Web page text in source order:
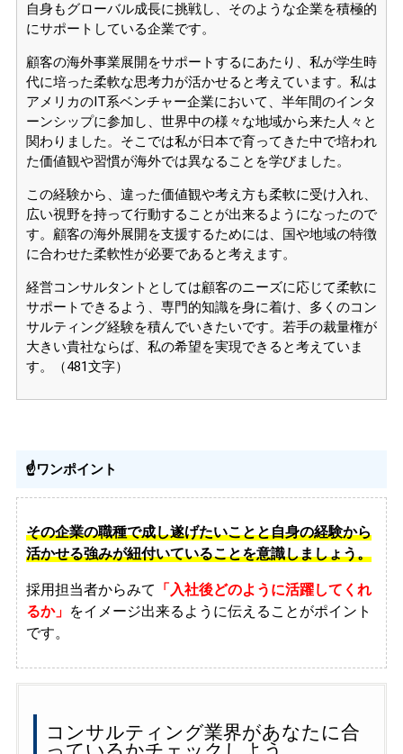
自身もグローバル成長に挑戦し、そのような企業を積極的
にサポートしている企業です。
顧客の海外事業展開をサポートするにあたり、私が学生時
代に培った柔軟な思考力が活かせると考えています。私は
アメリカのIT系ベンチャー企業において、半年間のインタ
ーンシップに参加し、世界中の様々な地域から来た人々と
関わりました。そこでは私が日本で育ってきた中で培われ
た価値観や習慣が海外では異なることを学びました。
この経験から、違った価値観や考え方も柔軟に受け入れ、
広い視野を持って行動することが出来るようになったので
す。顧客の海外展開を支援するためには、国や地域の特徴
に合わせた柔軟性が必要であると考えます。
経営コンサルタントとしては顧客のニーズに応じて柔軟に
サポートできるよう、専門的知識を身に着け、多くのコン
サルティング経験を積んでいきたいです。若手の裁量権が
大きい貴社ならば、私の希望を実現できると考えていま
す。（481文字）
☝️ワンポイント
その企業の職種で成し遂げたいことと自身の経験から
活かせる強みが紐付いていることを意識しましょう。
採用担当者からみて 「入社後どのように活躍してくれ
るか」 をイメージ出来るように伝えることがポイント
です。
コンサルティング業界があなたに合